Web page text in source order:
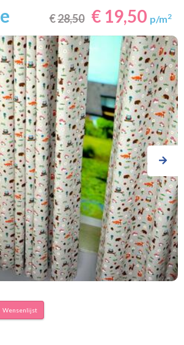
€28,50 € 19,50 p/m2
Wensenlijst